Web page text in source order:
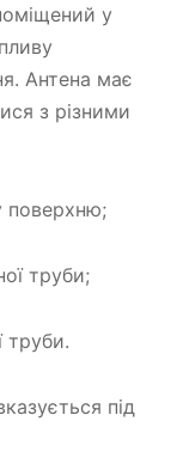
у
Антена має
з різними
поверхню;
труби;
труби.
під